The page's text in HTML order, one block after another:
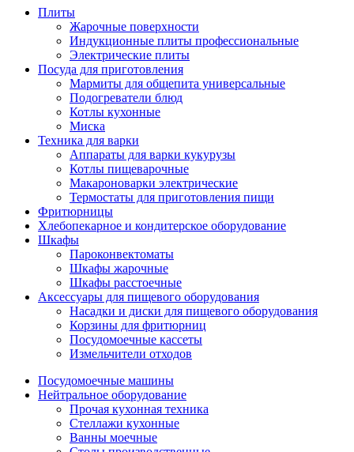
Плиты
Жарочные поверхности
Индукционные плиты профессиональные
Электрические плиты
Посуда для приготовления
Мармиты для общепита универсальные
Подогреватели блюд
Котлы кухонные
Миска
Техника для варки
Аппараты для варки кукурузы
Котлы пищеварочные
Макароноварки электрические
Термостаты для приготовления пищи
Фритюрницы
Хлебопекарное и кондитерское оборудование
Шкафы
Пароконвектоматы
Шкафы жарочные
Шкафы расстоечные
Аксессуары для пищевого оборудования
Насадки и диски для пищевого оборудования
Корзины для фритюрниц
Посудомоечные кассеты
Измельчители отходов
Посудомоечные машины
Нейтральное оборудование
Прочая кухонная техника
Стеллажи кухонные
Ванны моечные